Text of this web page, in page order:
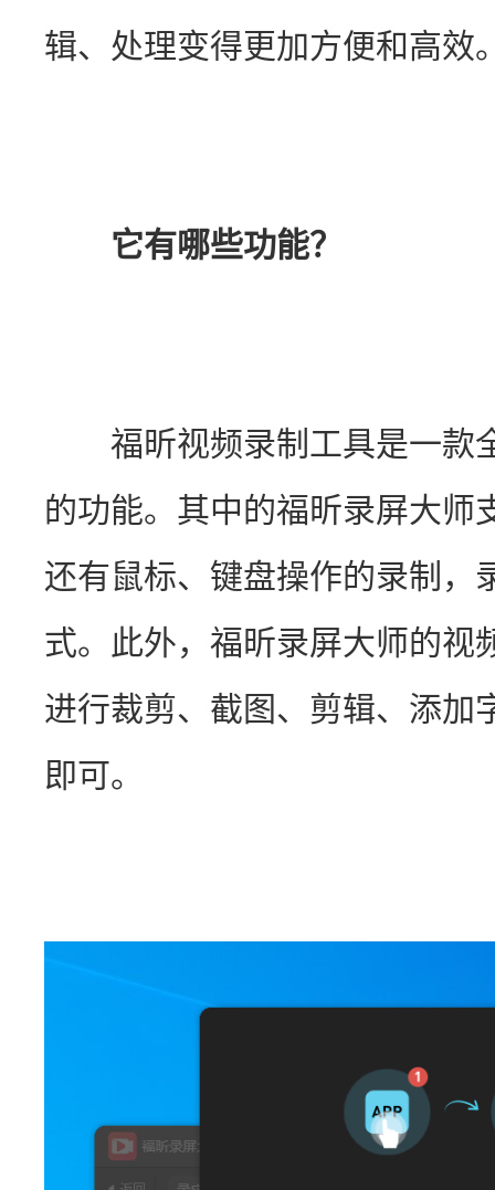
辑、处理变得更加方便和高效
它有哪些功能？
福昕视频录制工具是一款
的功能。其中的福昕录屏大师
还有鼠标、键盘操作的录制，
式。此外，福昕录屏大师的视
进行裁剪、截图、剪辑、添加
即可。